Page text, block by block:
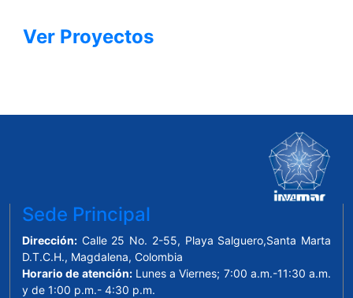
Ver Proyectos
Sede Principal
Dirección: Calle 25 No. 2-55, Playa Salguero,Santa Marta
D.T.C.H., Magdalena, Colombia
Horario de atención:Lunes a Viernes; 7:00 a.m.-11:30 a.m.
y de 1:00 p.m.- 4:30 p.m.